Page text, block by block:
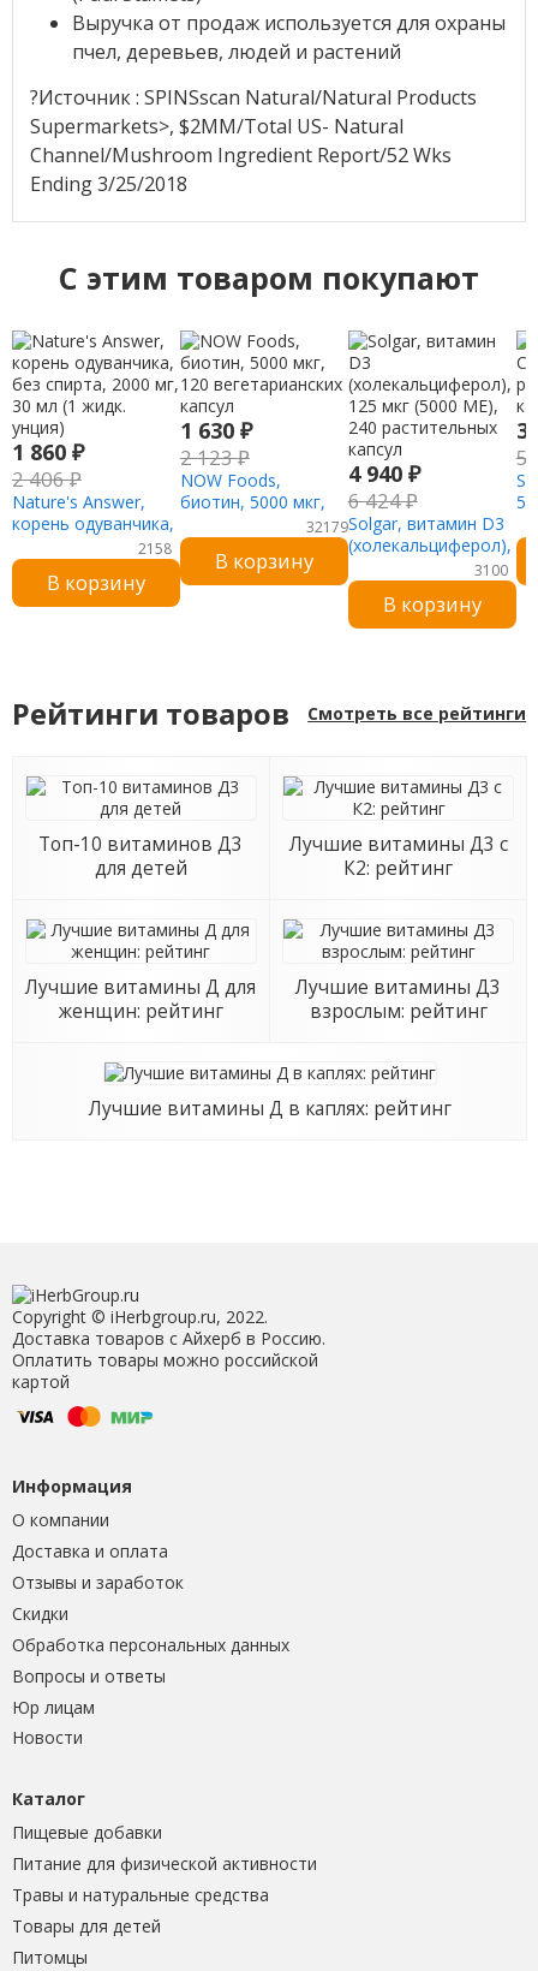
Выручка от продаж используется для охраны
пчел, деревьев, людей и растений
?Источник : SPINSscan Natural/Natural Products
Supermarkets>, $2MM/Total US- Natural
Channel/Mushroom Ingredient Report/52 Wks
Ending 3/25/2018
C этим товаром покупают
1 860 ₽
2 406₽
Nature's Answer,
корень одуванчика,
без спирта, 2000 мг,
30 мл (1 жидк.
унция)
2158
В корзину
1 630 ₽
2 123₽
NOW Foods,
биотин, 5000 мкг,
120 вегетарианских
капсул
32179
В корзину
4 940 ₽
6 424₽
Solgar, витамин D3
(холекальциферол),
125 мкг (5000 МЕ),
240 растительных
капсул
3100
В корзину
3
5
Рейтинги товаров Смотреть все рейтинги
Топ-10 витаминов Д3
для детей
Лучшие витамины Д3 с
К2: рейтинг
Лучшие витамины Д для
женщин: рейтинг
Лучшие витамины Д3
взрослым: рейтинг
Лучшие витамины Д в каплях: рейтинг
Copyright © iHerbgroup.ru, 2022.
Доставка товаров с Айхерб в Россию.
Оплатить товары можно российской
картой
Информация
О компании
Доставка и оплата
Отзывы и заработок
Скидки
Обработка персональных данных
Вопросы и ответы
Юр лицам
Новости
Каталог
Пищевые добавки
Питание для физической активности
Травы и натуральные средства
Товары для детей
Питомцы